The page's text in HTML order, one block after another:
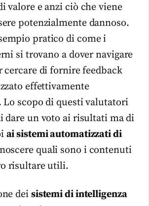
valore e anzi ciò che viene
potenzialmente dannoso.
pratico di come i
si trovano a dover navigare
di fornire feedback
effettivamente
Lo scopo di questi valutatori
dare un voto ai risultati ma di
ai sistemi automatizzati di
quali sono i contenuti
risultare utili.
dei sistemi di intelligenza